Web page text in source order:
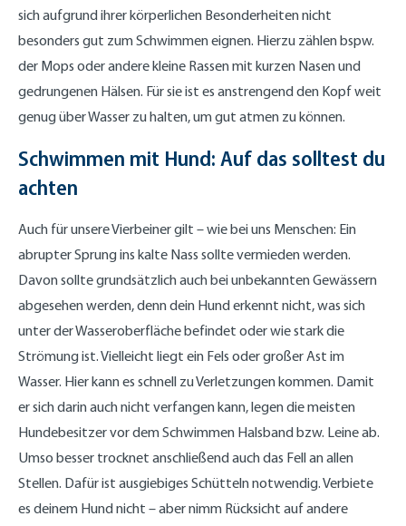
sich aufgrund ihrer körperlichen Besonderheiten nicht
besonders gut zum Schwimmen eignen. Hierzu zählen bspw.
der Mops oder andere kleine Rassen mit kurzen Nasen und
gedrungenen Hälsen. Für sie ist es anstrengend den Kopf weit
genug über Wasser zu halten, um gut atmen zu können.
Schwimmen mit Hund: Auf das solltest du
achten
Auch für unsere Vierbeiner gilt – wie bei uns Menschen: Ein
abrupter Sprung ins kalte Nass sollte vermieden werden.
Davon sollte grundsätzlich auch bei unbekannten Gewässern
abgesehen werden, denn dein Hund erkennt nicht, was sich
unter der Wasseroberfläche befindet oder wie stark die
Strömung ist. Vielleicht liegt ein Fels oder großer Ast im
Wasser. Hier kann es schnell zu Verletzungen kommen. Damit
er sich darin auch nicht verfangen kann, legen die meisten
Hundebesitzer vor dem Schwimmen Halsband bzw. Leine ab.
Umso besser trocknet anschließend auch das Fell an allen
Stellen. Dafür ist ausgiebiges Schütteln notwendig. Verbiete
es deinem Hund nicht – aber nimm Rücksicht auf andere